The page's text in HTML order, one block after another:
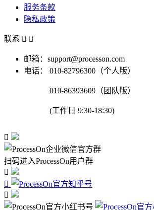
服务条款
隐私政策
联系  
邮箱：support@processon.com
电话：
010-82796300（个人版）
010-86393609（团队版）
(工作日 9:30-18:30)

扫码进入ProcessOn用户群


